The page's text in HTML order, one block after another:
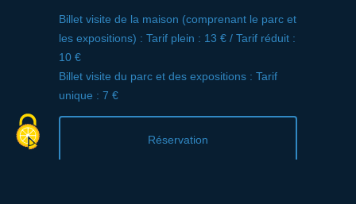
Billet visite de la maison (comprenant le parc et
les expositions) : Tarif plein : 13 € / Tarif réduit :
10 €
Billet visite du parc et des expositions : Tarif
unique : 7 €
Réservation